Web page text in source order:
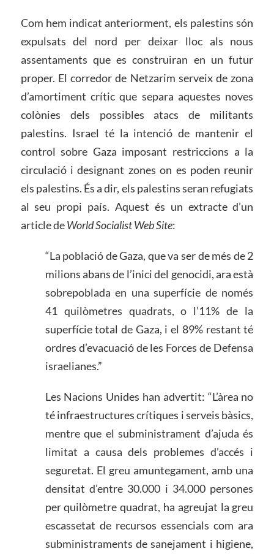
Com hem indicat anteriorment, els palestins són
expulsats del nord per deixar lloc als nous
assentaments que es construiran en un futur
proper. El corredor de Netzarim serveix de zona
d’amortiment crític que separa aquestes noves
colònies dels possibles atacs de militants
palestins. Israel té la intenció de mantenir el
control sobre Gaza imposant restriccions a la
circulació i designant zones on es poden reunir
els palestins. És a dir, els palestins seran refugiats
al seu propi país. Aquest és un extracte d’un
article deWorld Socialist Web Site:
“La població de Gaza, que va ser de més de 2
milions abans de l’inici del genocidi, ara està
sobrepoblada en una superfície de només
41 quilòmetres quadrats, o l’11% de la
superfície total de Gaza, i el 89% restant té
ordres d’evacuació de les Forces de Defensa
israelianes.”
Les Nacions Unides han advertit: “L’àrea no
té infraestructures crítiques i serveis bàsics,
mentre que el subministrament d’ajuda és
limitat a causa dels problemes d’accés i
seguretat. El greu amuntegament, amb una
densitat d’entre 30.000 i 34.000 persones
per quilòmetre quadrat, ha agreujat la greu
escassetat de recursos essencials com ara
subministraments de sanejament i higiene,